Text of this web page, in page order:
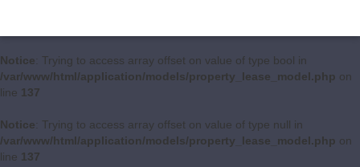
Notice: Trying to access array offset on value of type bool in
/var/www/html/application/models/property_lease_model.php on
line 137
Notice: Trying to access array offset on value of type null in
/var/www/html/application/models/property_lease_model.php on
line 137